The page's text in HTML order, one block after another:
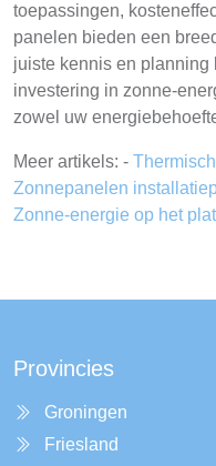
toepassingen,
panelen bieden een
juiste kennis en planning
investering in zonne-
zowel uw
Meer artikels: -
Zonnepanelen
Zonne-energie op het
Provincies
Groningen
Friesland